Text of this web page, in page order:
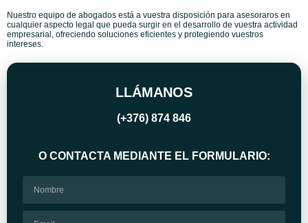
Nuestro equipo de abogados está a vuestra disposición para asesoraros en
cualquier aspecto legal que pueda surgir en el desarrollo de vuestra actividad
empresarial, ofreciendo soluciones eficientes y protegiendo vuestros
intereses.
LLÁMANOS
(+376) 874 846
O CONTACTA MEDIANTE EL FORMULARIO: